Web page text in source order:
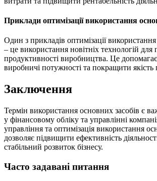
Приклади оптимізації використання
Один з прикладів оптимізації
– це використання новітніх технологій
продуктивності виробництва. Це
виробничі потужності та покращити якість
Заключення
Термін використання основних засобів є
у фінансовому обліку та управлінні
управління та оптимізація використання
дозволяє підвищити ефективність
стабільний розвиток бізнесу.
Часто задавані питання